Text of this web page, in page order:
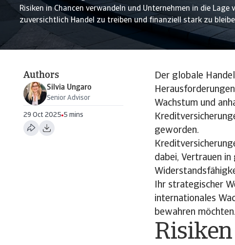
Risiken in Chancen verwandeln und Unternehmen in die Lage
zuversichtlich Handel zu treiben und finanziell stark zu
Authors
Silvia Ungaro
Senior Advisor
29 Oct 2025 5 mins
Der globale
Wachstum und
geworden.
dabei, Vertrauen
Ihr strategischer
internationales
bewahren möchten.